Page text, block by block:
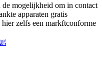
mogelijkheid om in contact
apparaten gratis
zelfs een markftconforme